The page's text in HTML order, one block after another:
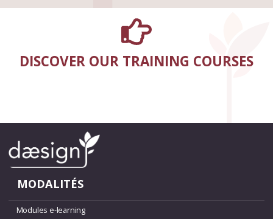
DISCOVER OUR TRAINING COURSES
MODALITÉS
Modules e-learning